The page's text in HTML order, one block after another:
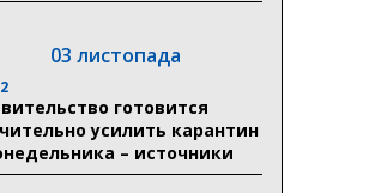
03 листопада
готовится
усилить карантин
– источники